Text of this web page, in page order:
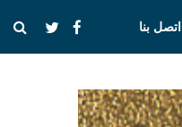
اتصل بنا